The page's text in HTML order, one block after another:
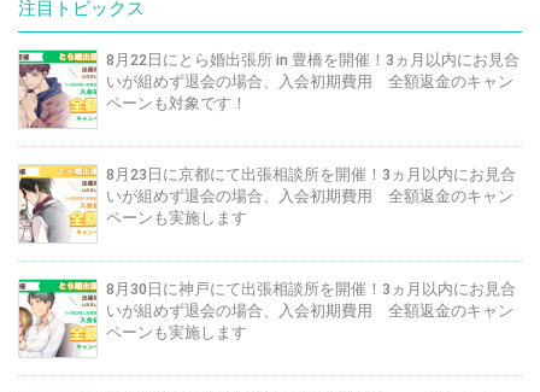
注目トピックス
8月22日にとら婚出張所 in 豊橋を開催！3ヵ月以内にお見合
いが組めず退会の場合、入会初期費用 全額返金のキャン
ペーンも対象です！
8月23日に京都にて出張相談所を開催！3ヵ月以内にお見合
いが組めず退会の場合、入会初期費用 全額返金のキャン
ペーンも実施します
8月30日に神戸にて出張相談所を開催！3ヵ月以内にお見合
いが組めず退会の場合、入会初期費用 全額返金のキャン
ペーンも実施します